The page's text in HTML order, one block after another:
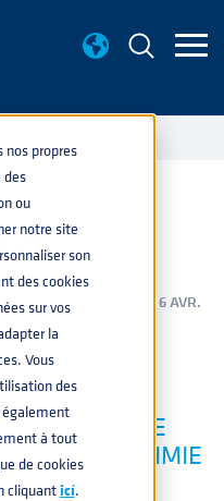
nos propres
des
ou
notre site
son
des cookies
sur vos
la
Vous
des
également
à tout
de cookies
cliquanticí.
,SERVICES
6 AVR.
DE
POUR LA CHIMIE